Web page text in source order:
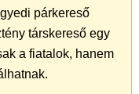
párkereső
társkereső egy
a fiatalok, hanem